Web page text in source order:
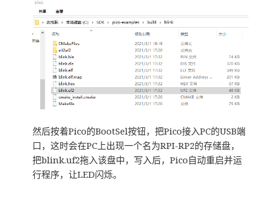
然后按着Pico的BootSel按钮，把Pico接入PC的USB端
口，这时会在PC上出现一个名为RPI-RP2的存储盘，
把blink.uf2拖入该盘中，写入后，Pico自动重启并运
行程序，让LED闪烁。